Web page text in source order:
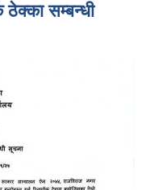
ठेक्का सम्बन्धी